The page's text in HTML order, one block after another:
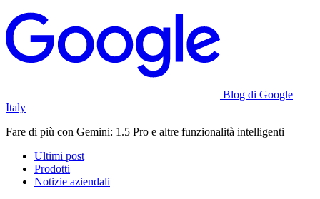
Blog di Google
Italy
Fare di più con Gemini: 1.5 Pro e altre funzionalità intelligenti
Ultimi post
Prodotti
Notizie aziendali